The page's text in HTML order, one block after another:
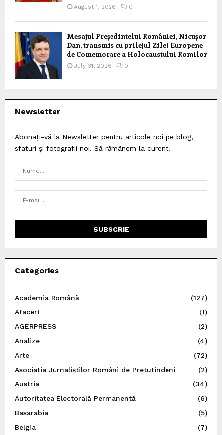
August 1, 2026 0
Mesajul Președintelui României, Nicușor
Dan, transmis cu prilejul Zilei Europene
de Comemorare a Holocaustului Romilor
July 31, 2026 0
Newsletter
Abonați-vă la Newsletter pentru articole noi pe blog,
sfaturi și fotografii noi. Să rămânem la curent!
Categories
Academia Română
(127)
Afaceri
(1)
AGERPRESS
(2)
Analize
(4)
Arte
(72)
Asociația Jurnaliștilor Români de Pretutindeni
(2)
Austria
(34)
Autoritatea Electorală Permanentă
(6)
Basarabia
(5)
Belgia
(7)